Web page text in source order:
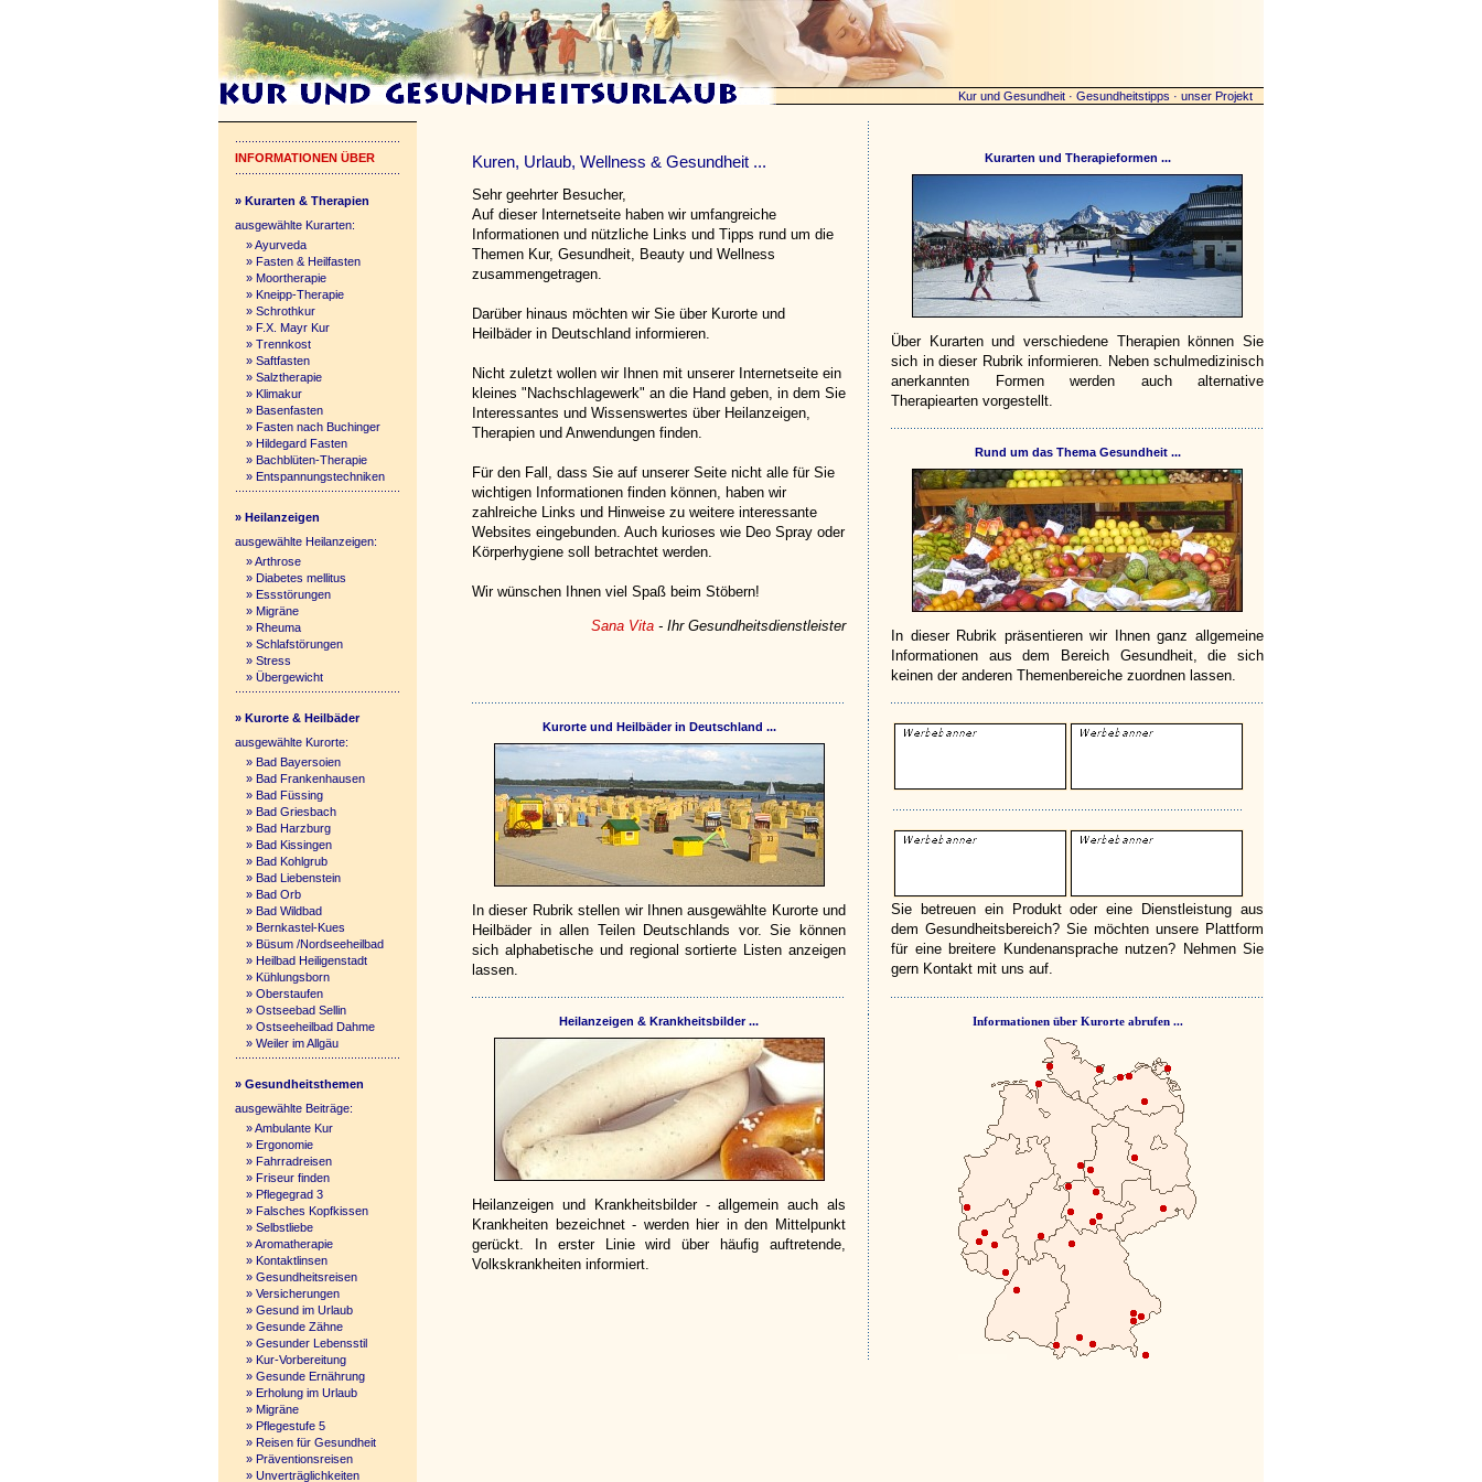
Kur und Gesundheit · Gesundheitstipps · unser Projekt
INFORMATIONEN ÜBER
» Kurarten & Therapien
ausgewählte Kurarten:
»Ayurveda
» Fasten & Heilfasten
» Moortherapie
» Kneipp-Therapie
» Schrothkur
» F.X. Mayr Kur
» Trennkost
» Saftfasten
» Salztherapie
» Klimakur
» Basenfasten
» Fasten nach Buchinger
» Hildegard Fasten
» Bachblüten-Therapie
» Entspannungstechniken
» Heilanzeigen
ausgewählte Heilanzeigen:
»Arthrose
» Diabetes mellitus
» Essstörungen
» Migräne
» Rheuma
» Schlafstörungen
» Stress
» Übergewicht
» Kurorte & Heilbäder
ausgewählte Kurorte:
» Bad Bayersoien
» Bad Frankenhausen
» Bad Füssing
» Bad Griesbach
» Bad Harzburg
» Bad Kissingen
» Bad Kohlgrub
» Bad Liebenstein
» Bad Orb
» Bad Wildbad
» Bernkastel-Kues
» Büsum /Nordseeheilbad
» Heilbad Heiligenstadt
» Kühlungsborn
» Oberstaufen
» Ostseebad Sellin
» Ostseeheilbad Dahme
» Weiler im Allgäu
» Gesundheitsthemen
ausgewählte Beiträge:
»Ambulante Kur
» Ergonomie
» Fahrradreisen
» Friseur finden
» Pflegegrad 3
» Falsches Kopfkissen
» Selbstliebe
»Aromatherapie
» Kontaktlinsen
» Gesundheitsreisen
» Versicherungen
» Gesund im Urlaub
» Gesunde Zähne
» Gesunder Lebensstil
» Kur-Vorbereitung
» Gesunde Ernährung
» Erholung im Urlaub
» Migräne
» Pflegestufe 5
» Reisen für Gesundheit
» Präventionsreisen
» Unverträglichkeiten
Kuren, Urlaub, Wellness & Gesundheit ...
Sehr geehrter Besucher,
Auf dieser Internetseite haben wir umfangreiche
Informationen und nützliche Links und Tipps rund um die
Themen Kur, Gesundheit, Beauty und Wellness
zusammengetragen.
Darüber hinaus möchten wir Sie über Kurorte und
Heilbäder in Deutschland informieren.
Nicht zuletzt wollen wir Ihnen mit unserer Internetseite ein
kleines "Nachschlagewerk" an die Hand geben, in dem Sie
Interessantes und Wissenswertes über Heilanzeigen,
Therapien und Anwendungen finden.
Für den Fall, dass Sie auf unserer Seite nicht alle für Sie
wichtigen Informationen finden können, haben wir
zahlreiche Links und Hinweise zu weitere interessante
Websites eingebunden. Auch kurioses wie Deo Spray oder
Körperhygiene soll betrachtet werden.
Wir wünschen Ihnen viel Spaß beim Stöbern!
Sana Vita - Ihr Gesundheitsdienstleister
Kurarten und Therapieformen ...
Über Kurarten und verschiedene Therapien können Sie
sich in dieser Rubrik informieren. Neben schulmedizinisch
anerkannten Formen werden auch alternative
Therapiearten vorgestellt.
Rund um das Thema Gesundheit ...
In dieser Rubrik präsentieren wir Ihnen ganz allgemeine
Informationen aus dem Bereich Gesundheit, die sich
keinen der anderen Themenbereiche zuordnen lassen.
Kurorte und Heilbäder in Deutschland ...
In dieser Rubrik stellen wir Ihnen ausgewählte Kurorte und
Heilbäder in allen Teilen Deutschlands vor. Sie können
sich alphabetische und regional sortierte Listen anzeigen
lassen.
Sie betreuen ein Produkt oder eine Dienstleistung aus
dem Gesundheitsbereich? Sie möchten unsere Plattform
für eine breitere Kundenansprache nutzen? Nehmen Sie
gern Kontakt mit uns auf.
Heilanzeigen & Krankheitsbilder ...
Heilanzeigen und Krankheitsbilder - allgemein auch als
Krankheiten bezeichnet - werden hier in den Mittelpunkt
gerückt. In erster Linie wird über häufig auftretende,
Volkskrankheiten informiert.
Informationen über Kurorte abrufen ...